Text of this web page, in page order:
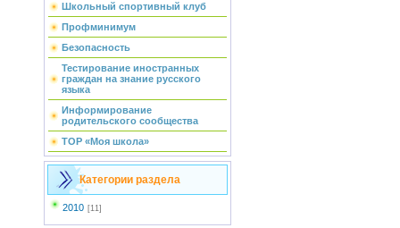
Школьный спортивный клуб
Профминимум
Безопасность
Тестирование иностранных
граждан на знание русского
языка
Информирование
родительского сообщества
ТОР «Моя школа»
Категории раздела
2010 [11]